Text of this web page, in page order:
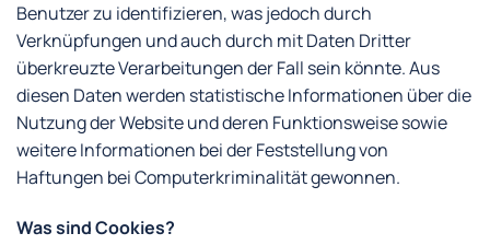
Benutzer zu identifizieren, was jedoch durch
Verknüpfungen und auch durch mit Daten Dritter
überkreuzte Verarbeitungen der Fall sein könnte. Aus
diesen Daten werden statistische Informationen über die
Nutzung der Website und deren Funktionsweise sowie
weitere Informationen bei der Feststellung von
Haftungen bei Computerkriminalität gewonnen.
Was sind Cookies?